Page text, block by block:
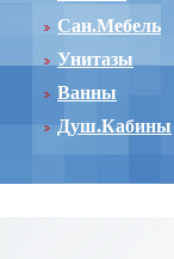
Сан.Мебель
Унитазы
Ванны
Душ.Кабины